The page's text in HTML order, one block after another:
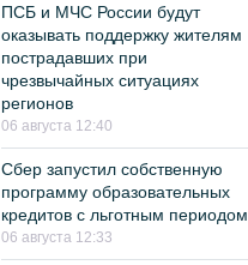
ПСБ и МЧС России будут
оказывать поддержку жителям
пострадавших при
чрезвычайных ситуациях
регионов
06 августа 12:40
Сбер запустил собственную
программу образовательных
кредитов с льготным периодом
06 августа 12:33